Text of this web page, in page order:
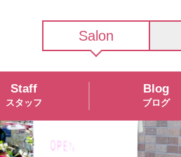
Salon
Staff Blog